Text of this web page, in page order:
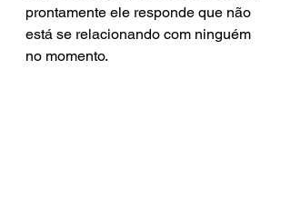
prontamente ele responde que não
está se relacionando com ninguém
no momento.